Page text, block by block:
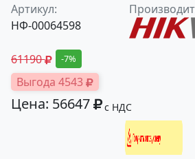
Артикул:
НФ-00064598
61190 -7%
Выгода 4543
Цена: 56647 с НДС
Получить оптовую цену